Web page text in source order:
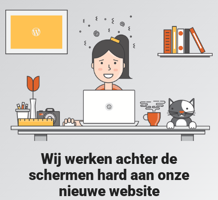
Wij werken achter de
schermen hard aan onze
nieuwe website